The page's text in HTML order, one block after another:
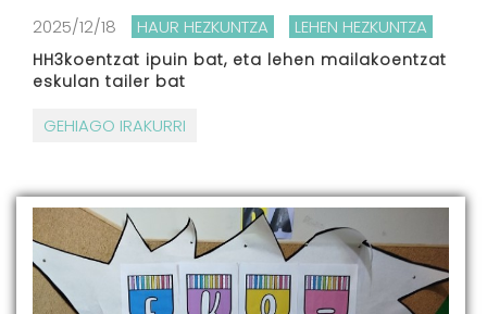
2025/12/18 HAUR HEZKUNTZA LEHEN HEZKUNTZA
HH3koentzat ipuin bat, eta lehen mailakoentzat
eskulan tailer bat
GEHIAGO IRAKURRI